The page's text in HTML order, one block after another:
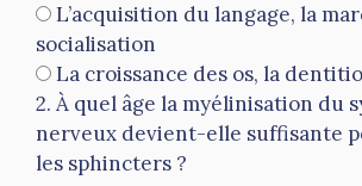
L’acquisition du langage, la
socialisation
La croissance des os, la
2. À quel âge la myélinisation du
nerveux devient-elle suffisante
les sphincters ?